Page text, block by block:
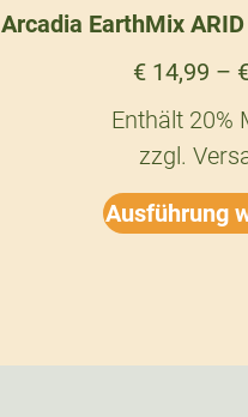
Arcadia EarthMix
€ 14,99 –
Enthält 20%
zzgl.
Ausführung